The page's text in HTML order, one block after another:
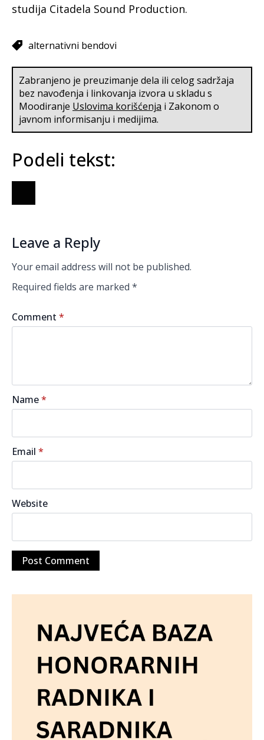
studija Citadela Sound Production.
alternativni bendovi
Zabranjeno je preuzimanje dela ili celog sadržaja
bez navođenja i linkovanja izvora u skladu s
Moodiranje Uslovima korišćenja i Zakonom o
javnom informisanju i medijima.
Podeli tekst:
Leave a Reply
Your email address will not be published.
Required fields are marked *
Comment *
Name*
Email *
Website